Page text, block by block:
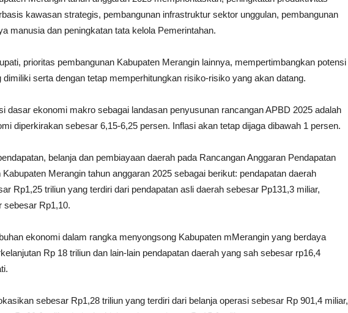
kawasan strategis, pembangunan infrastruktur sektor unggulan, pembangunan
manusia dan peningkatan tata kelola Pemerintahan.
prioritas pembangunan Kabupaten Merangin lainnya, mempertimbangkan potensi
dimiliki serta dengan tetap memperhitungkan risiko-risiko yang akan datang.
dasar ekonomi makro sebagai landasan penyusunan rancangan APBD 2025 adalah
diperkirakan sebesar 6,15-6,25 persen. Inflasi akan tetap dijaga dibawah 1 persen.
belanja dan pembiayaan daerah pada Rancangan Anggaran Pendapatan
Merangin tahun anggaran 2025 sebagai berikut: pendapatan daerah
Rp1,25 triliun yang terdiri dari pendapatan asli daerah sebesar Pp131,3 miliar,
sebesar Rp1,10.
ekonomi dalam rangka menyongsong Kabupaten mMerangin yang berdaya
Rp 18 triliun dan lain-lain pendapatan daerah yang sah sebesar rp16,4
sebesar Rp1,28 triliun yang terdiri dari belanja operasi sebesar Rp 901,4 miliar,